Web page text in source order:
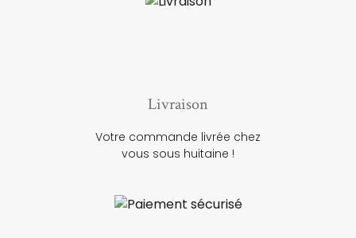
Livraison
Votre commande livrée chez
vous sous huitaine !